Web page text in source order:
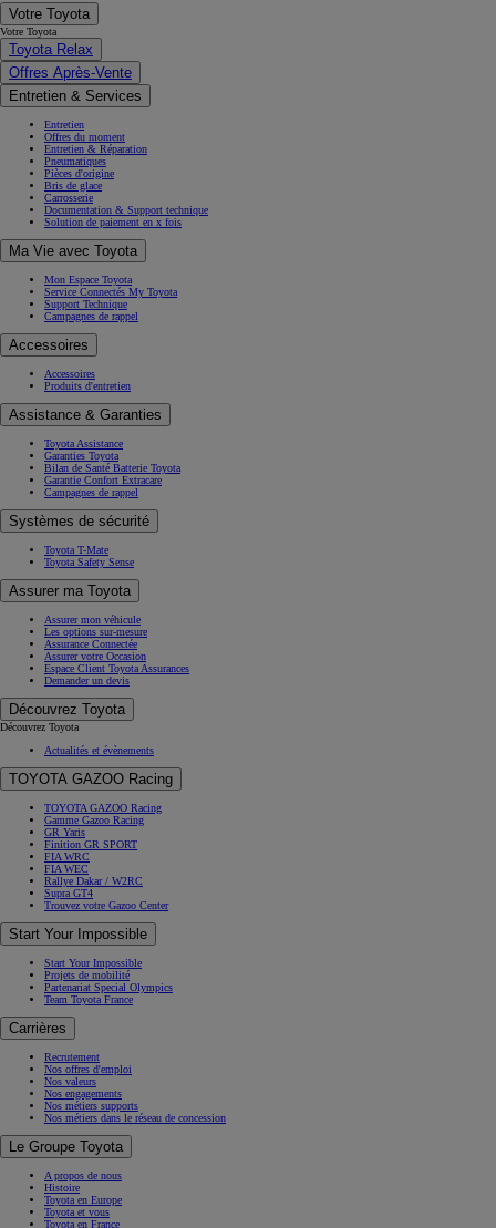
Votre Toyota
Votre Toyota
Toyota Relax
Offres Après-Vente
Entretien & Services
Entretien
Offres du moment
Entretien & Réparation
Pneumatiques
Pièces d'origine
Bris de glace
Carrosserie
Documentation & Support technique
Solution de paiement en x fois
Ma Vie avec Toyota
Mon Espace Toyota
Service Connectés My Toyota
Support Technique
Campagnes de rappel
Accessoires
Accessoires
Produits d'entretien
Assistance & Garanties
Toyota Assistance
Garanties Toyota
Bilan de Santé Batterie Toyota
Garantie Confort Extracare
Campagnes de rappel
Systèmes de sécurité
Toyota T-Mate
Toyota Safety Sense
Assurer ma Toyota
Assurer mon véhicule
Les options sur-mesure
Assurance Connectée
Assurer votre Occasion
Espace Client Toyota Assurances
Demander un devis
Découvrez Toyota
Découvrez Toyota
Actualités et évènements
TOYOTA GAZOO Racing
TOYOTA GAZOO Racing
Gamme Gazoo Racing
GR Yaris
Finition GR SPORT
FIA WRC
FIA WEC
Rallye Dakar / W2RC
Supra GT4
Trouvez votre Gazoo Center
Start Your Impossible
Start Your Impossible
Projets de mobilité
Partenariat Special Olympics
Team Toyota France
Carrières
Recrutement
Nos offres d'emploi
Nos valeurs
Nos engagements
Nos métiers supports
Nos métiers dans le réseau de concession
Le Groupe Toyota
A propos de nous
Histoire
Toyota en Europe
Toyota et vous
Toyota en France